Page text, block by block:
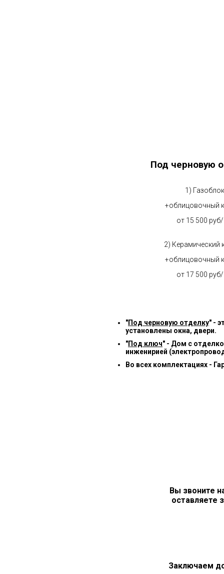
Под черновую
1) Газоблок
+облицовочный
от 15 500
2) Керамический
+облицовочный
от 17 500
"Под черновую отделку" -
установлены окна, двери.
"Под ключ" - Дом с
инженирией
Во всех комплектациях -
Вы звоните
оставляете
Заключаем